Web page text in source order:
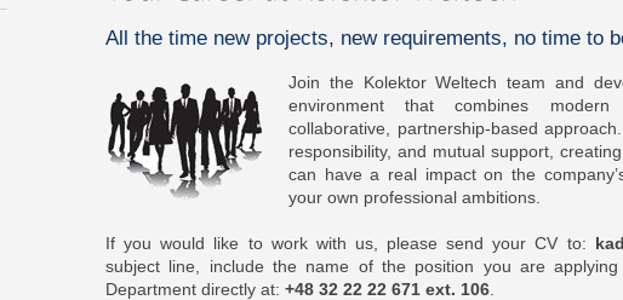
All the time new projects, new requirements, no time to
Join the Kolektor Weltech team and
environment that combines
collaborative, partnership-based
responsibility, and mutual support,
can have a real impact on the
your own professional ambitions.
If you would like to work with us, please send your CV to:
subject line, include the name of the position you are
Department directly at: +48 32 22 22 671 ext. 106.